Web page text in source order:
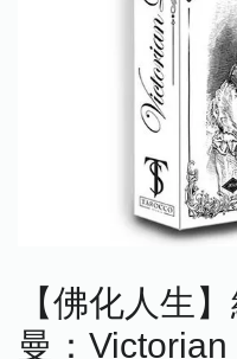
【佛化人生
曼：